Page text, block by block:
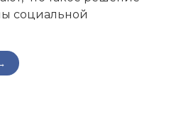
социальной